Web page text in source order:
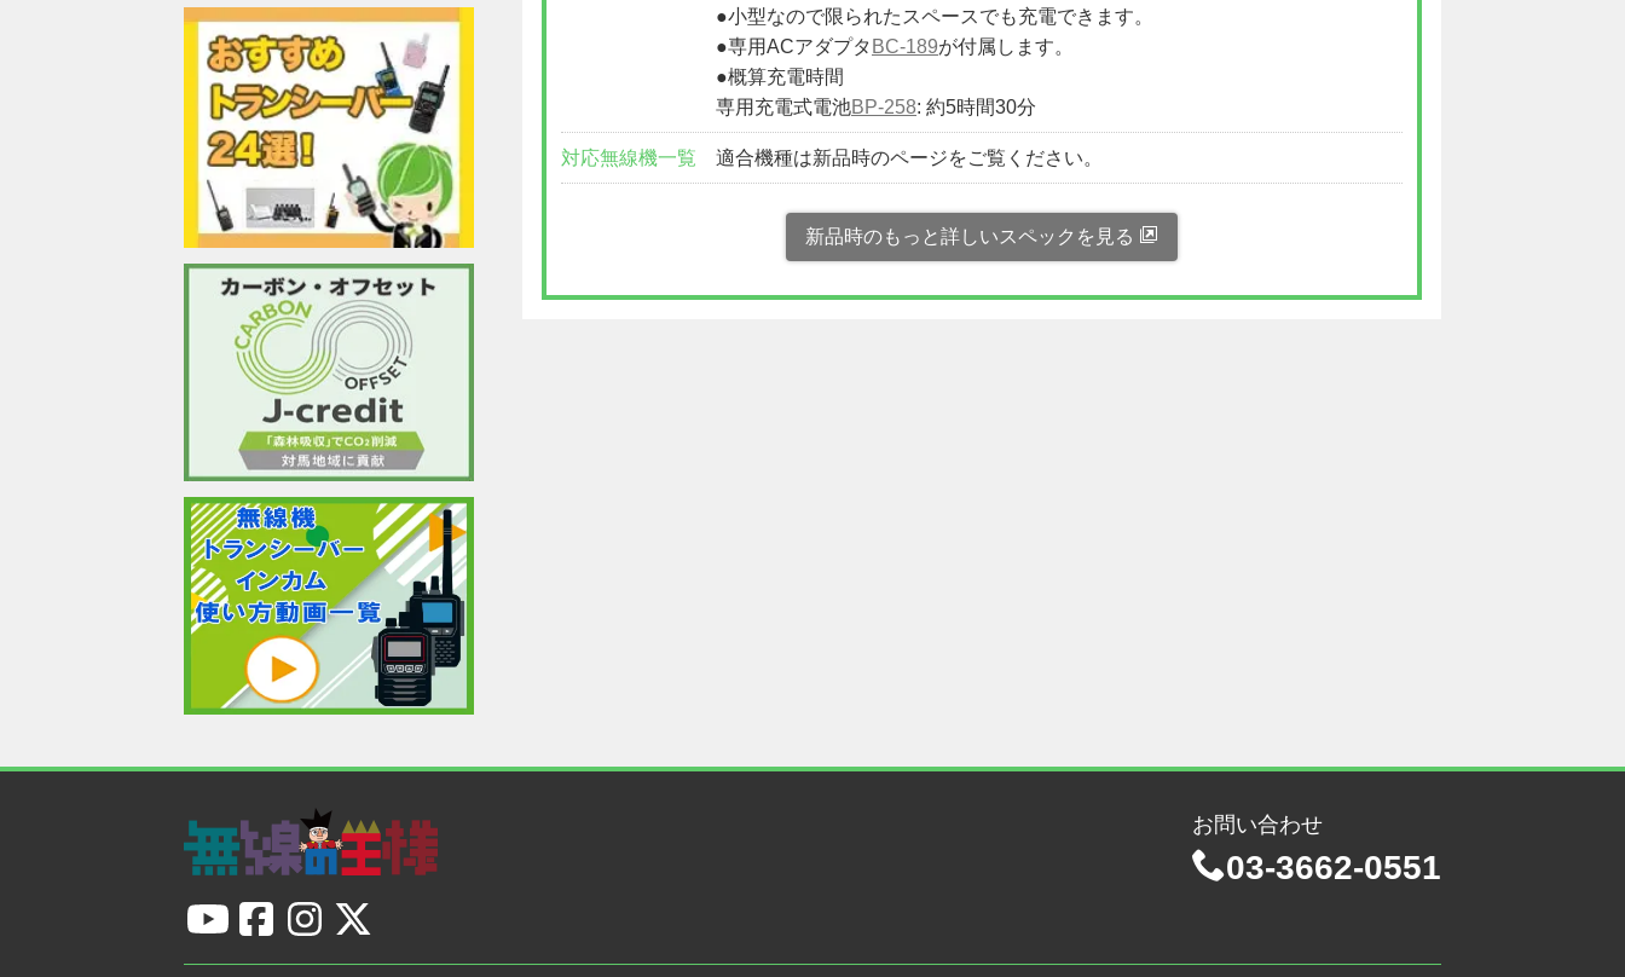
●小型なので限られたスペースでも充電できます。
●専用ACアダプタ BC-189が付属します。
●概算充電時間
専用充電式電池BP-258: 約5時間30分
対応無線機一覧 適合機種は新品時のページをご覧ください。
新品時のもっと詳しいスペックを見る
お問い合わせ
03-3662-0551